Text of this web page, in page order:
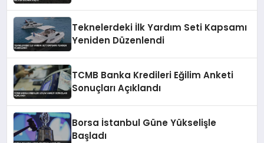
Teknelerdeki İlk Yardım Seti Kapsamı
Yeniden Düzenlendi
TCMB Banka Kredileri Eğilim Anketi
Sonuçları Açıklandı
Borsa İstanbul Güne Yükselişle
Başladı